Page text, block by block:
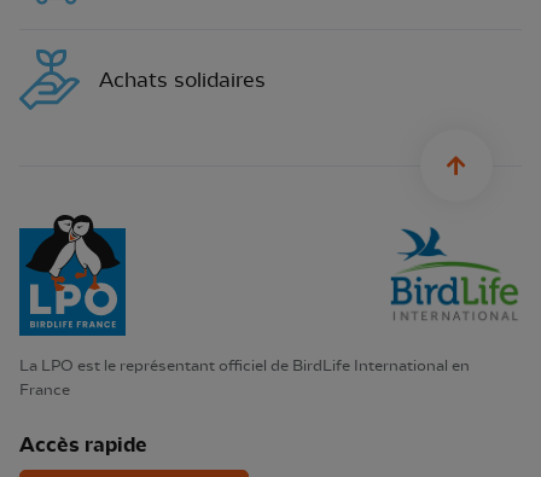
Achats solidaires
La LPO est le représentant officiel de BirdLife International en
France
Accès rapide